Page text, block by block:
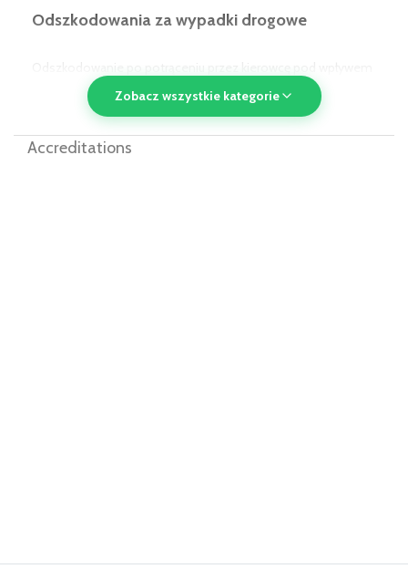
Odszkodowania za wypadki drogowe
alkoholu/narkotyków w UK
Odszkodowanie po potrąceniu przez pojazd komunikacji
publicznej w UK
Zobacz wszystkie kategorie
Accreditations